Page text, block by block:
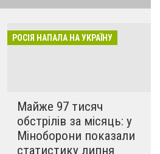
РОСІЯ НАПАЛА НА УКРАЇНУ
Майже 97 тисяч
обстрілів за місяць: у
Міноборони показали
статистику липня